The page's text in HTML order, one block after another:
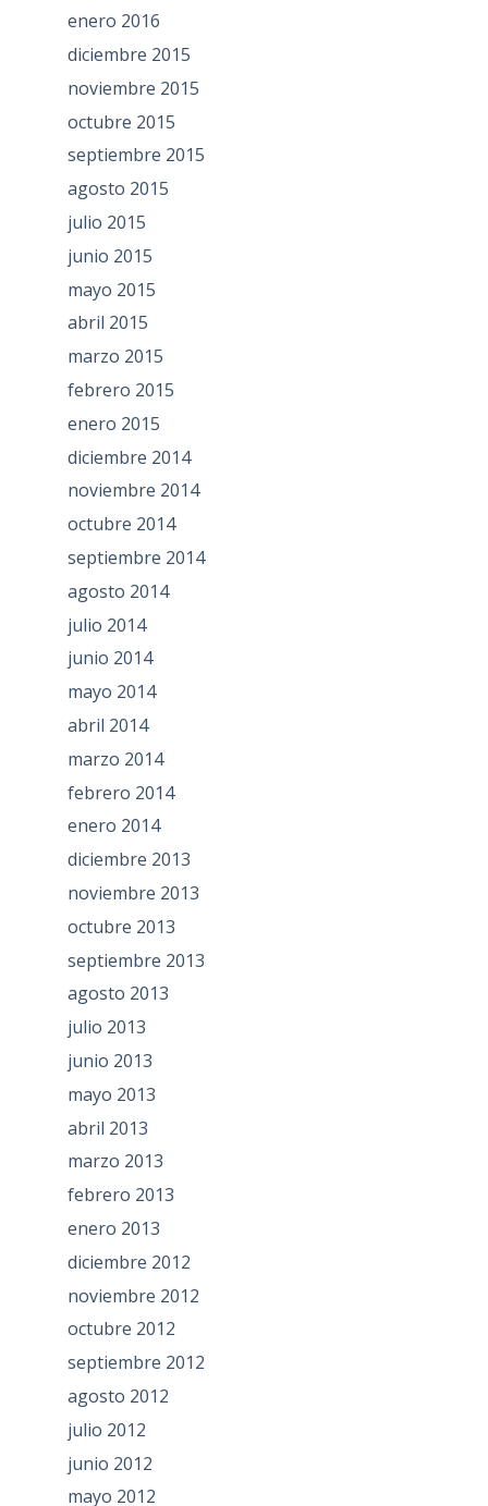
enero 2016
diciembre 2015
noviembre 2015
octubre 2015
septiembre 2015
agosto 2015
julio 2015
junio 2015
mayo 2015
abril 2015
marzo 2015
febrero 2015
enero 2015
diciembre 2014
noviembre 2014
octubre 2014
septiembre 2014
agosto 2014
julio 2014
junio 2014
mayo 2014
abril 2014
marzo 2014
febrero 2014
enero 2014
diciembre 2013
noviembre 2013
octubre 2013
septiembre 2013
agosto 2013
julio 2013
junio 2013
mayo 2013
abril 2013
marzo 2013
febrero 2013
enero 2013
diciembre 2012
noviembre 2012
octubre 2012
septiembre 2012
agosto 2012
julio 2012
junio 2012
mayo 2012